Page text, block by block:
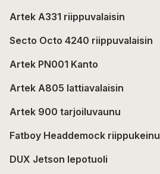
Artek A331 riippuvalaisin
Secto Octo 4240 riippuvalaisin
Artek PN001 Kanto
Artek A805 lattiavalaisin
Artek 900 tarjoiluvaunu
Fatboy Headdemock riippukeinu
DUX Jetson lepotuoli